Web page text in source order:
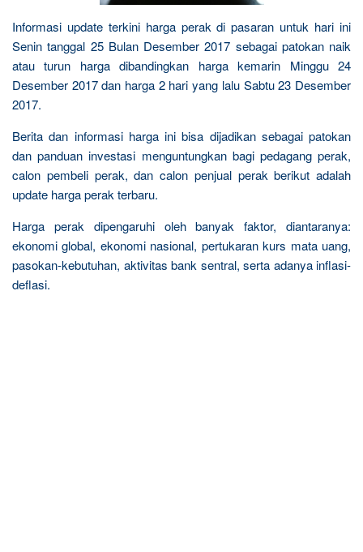
Informasi update terkini harga perak di pasaran untuk hari ini
Senin tanggal 25 Bulan Desember 2017 sebagai patokan naik
atau turun harga dibandingkan harga kemarin Minggu 24
Desember 2017 dan harga 2 hari yang lalu Sabtu 23 Desember
2017.
Berita dan informasi harga ini bisa dijadikan sebagai patokan
dan panduan investasi menguntungkan bagi pedagang perak,
calon pembeli perak, dan calon penjual perak berikut adalah
update harga perak terbaru.
Harga perak dipengaruhi oleh banyak faktor, diantaranya:
ekonomi global, ekonomi nasional, pertukaran kurs mata uang,
pasokan-kebutuhan, aktivitas bank sentral, serta adanya inflasi-
deflasi.